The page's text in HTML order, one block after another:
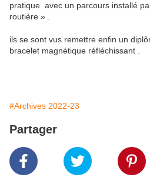
pratique avec un parcours installé
routière » .
ils se sont vus remettre enfin un
bracelet magnétique réfléchissant .
#Archives 2022-23
Partager